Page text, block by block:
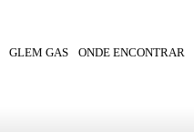
GLEM GAS ONDE ENCONTRAR